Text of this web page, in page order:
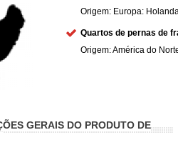
Origem: Europa:
Quartos de pernas de
Origem: América do
GERAIS DO PRODUTO DE